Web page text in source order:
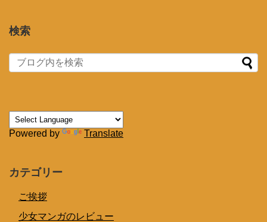
検索
Powered by Translate
カテゴリー
ご挨拶
少女マンガのレビュー